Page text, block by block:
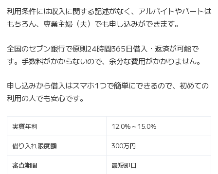
利用条件には収入に関する記述がなく、アルバイトやパートは
もちろん、専業主婦（夫）でも申し込みができます。
全国のセブン銀行で原則24時間365日借入・返済が可能で
す。手数料がかからないので、余分な費用がかかりません。
申し込みから借入はスマホ1つで簡単にできるので、初めての
利用の人でも安心です。
実質年利 12.0%～15.0%
借り入れ限度額 300万円
審査期間 最短即日